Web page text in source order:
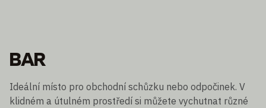
BAR
Ideální místo pro obchodní schůzku nebo odpočinek. V
klidném a útulném prostředí si můžete vychutnat různé